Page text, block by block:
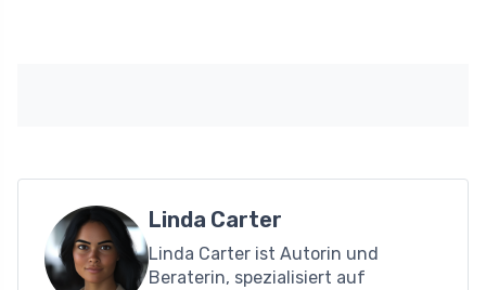
Linda Carter
Linda Carter ist Autorin und
Beraterin, spezialisiert auf